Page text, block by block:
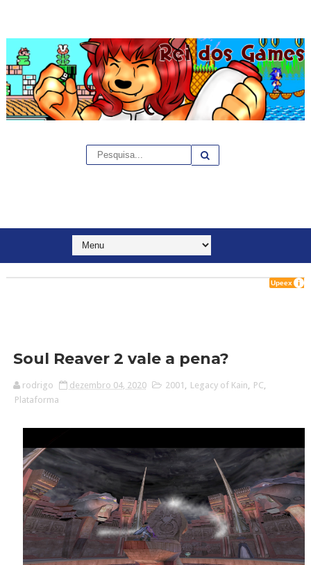
Soul Reaver 2 vale a pena?
rodrigo dezembro 04, 2020 2001 Legacy of Kain PC
Plataforma